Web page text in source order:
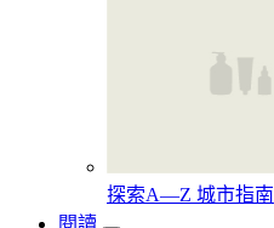
探索A—Z 城市指南
閱讀